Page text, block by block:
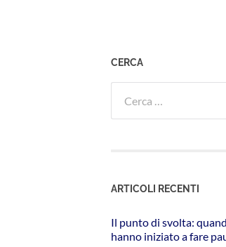
CERCA
per:
ARTICOLI RECENTI
Il punto di svolta:
hanno iniziato a fare